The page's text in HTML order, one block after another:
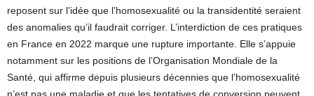
reposent sur l’idée que l’homosexualité ou la transidentité seraient
des anomalies qu’il faudrait corriger. L’interdiction de ces pratiques
en France en 2022 marque une rupture importante. Elle s’appuie
notamment sur les positions de l’Organisation Mondiale de la
Santé, qui affirme depuis plusieurs décennies que l’homosexualité